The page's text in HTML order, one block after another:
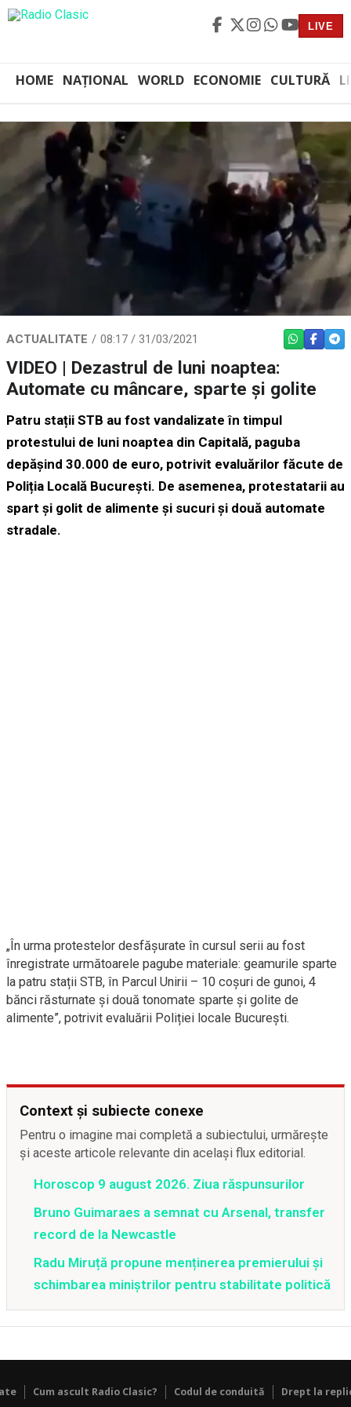
LIVE
HOME NAȚIONAL WORLD ECONOMIE CULTURĂ
ACTUALITATE 08:17 / 31/03/2021 WHATSAPP
VIDEO | Dezastrul de luni noaptea:
Automate cu mâncare, sparte și golite
Patru stații STB au fost vandalizate în timpul
protestului de luni noaptea din Capitală, paguba
depășind 30.000 de euro, potrivit evaluărilor făcute de
Poliția Locală București. De asemenea, protestatarii au
spart și golit de alimente și sucuri și două automate
stradale.
„În urma protestelor desfășurate în cursul serii au fost
înregistrate următoarele pagube materiale: geamurile sparte
la patru stații STB, în Parcul Unirii – 10 coșuri de gunoi, 4
bănci răsturnate și două tonomate sparte și golite de
alimente”, potrivit evaluării Poliției locale București.
Context și subiecte conexe
Pentru o imagine mai completă a subiectului, urmărește
și aceste articole relevante din același flux editorial.
Horoscop 9 august 2026. Ziua răspunsurilor
Bruno Guimaraes a semnat cu Arsenal, transfer
record de la Newcastle
Radu Miruță propune menținerea premierului și
schimbarea miniștrilor pentru stabilitate politică
Cum ascult Radio Clasic? Codul de conduită Drept la